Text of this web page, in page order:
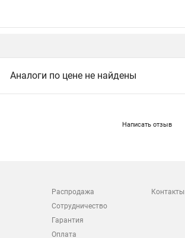
Аналоги по цене не найдены
Написать отзыв
Распродажа
Сотрудничество
Гарантия
Оплата
Контакты